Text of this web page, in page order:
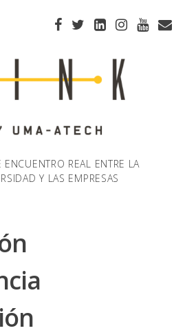
REAL ENTRE LA
Y LAS EMPRESAS